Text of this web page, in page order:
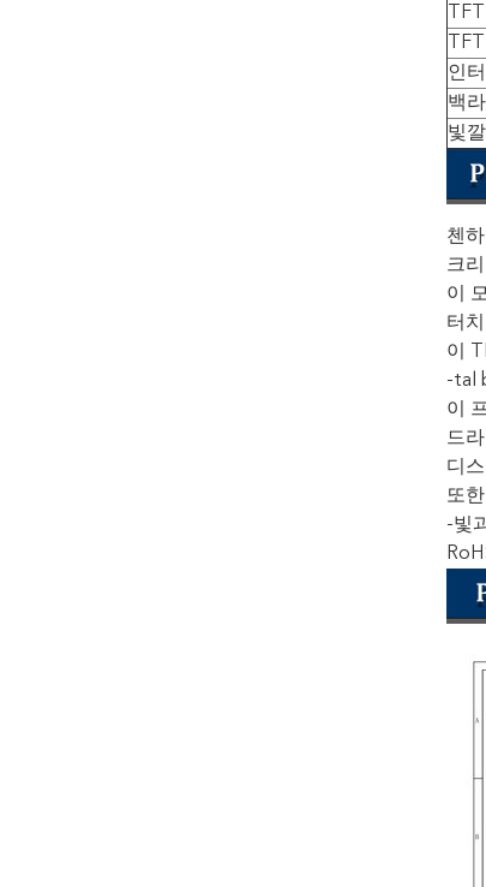
인
백
빛깔
첸
크
이
터
이
-tal
이
드
디
또
-빛